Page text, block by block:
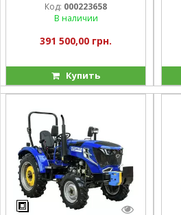
Код: 000223658
В наличии
391 500,00 грн.
Купить